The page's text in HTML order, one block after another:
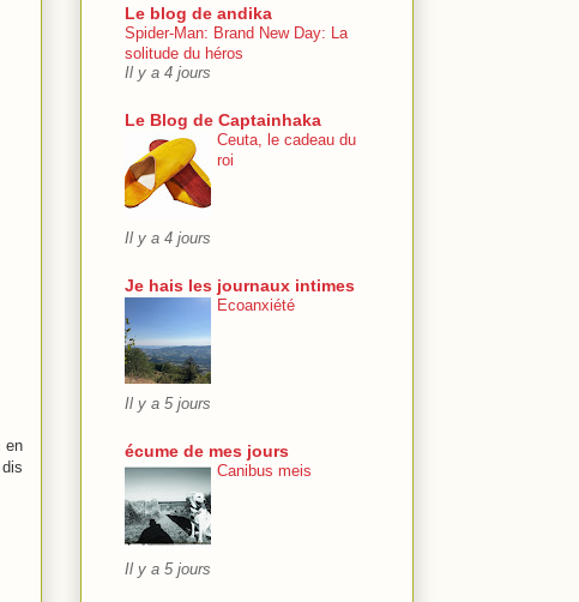
en
Le blog de andika
Spider-Man: Brand New Day: La
solitude du héros
Il y a 4 jours
Le Blog de Captainhaka
Ceuta, le cadeau du
roi
Il y a 4 jours
Je hais les journaux intimes
Ecoanxiété
Il y a 5 jours
écume de mes jours
Canibus meis
Il y a 5 jours